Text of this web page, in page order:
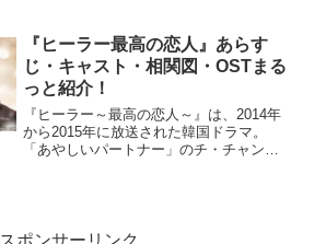
『悪の花』を見たくなること間違いなし
です！ぜひ最後までご覧く...
『ヒーラー最高の恋人』あらす
じ・キャスト・相関図・OSTまる
っと紹介！
『ヒーラー～最高の恋人～』は、2014年
から2015年に放送された韓国ドラマ。
「あやしいパートナー」のチ・チャンウ
スポンサーリンク